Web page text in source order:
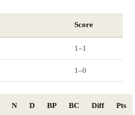
Score
1–1
1–0
N D BP BC Diff Pts